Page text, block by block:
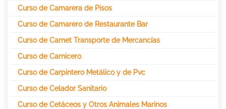
Curso de Camarera de Pisos
Curso de Camarero de Restaurante Bar
Curso de Carnet Transporte de Mercancías
Curso de Carnicero
Curso de Carpintero Metálico y de Pvc
Curso de Celador Sanitario
Curso de Cetáceos y Otros Animales Marinos